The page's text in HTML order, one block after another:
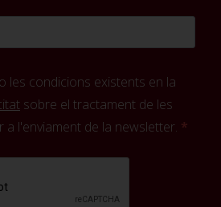
les condicions existents en la
sobre el tractament de les
a l'enviament de la newsletter.